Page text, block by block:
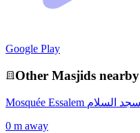
Google Play
Other Masjids nearby
0 m away